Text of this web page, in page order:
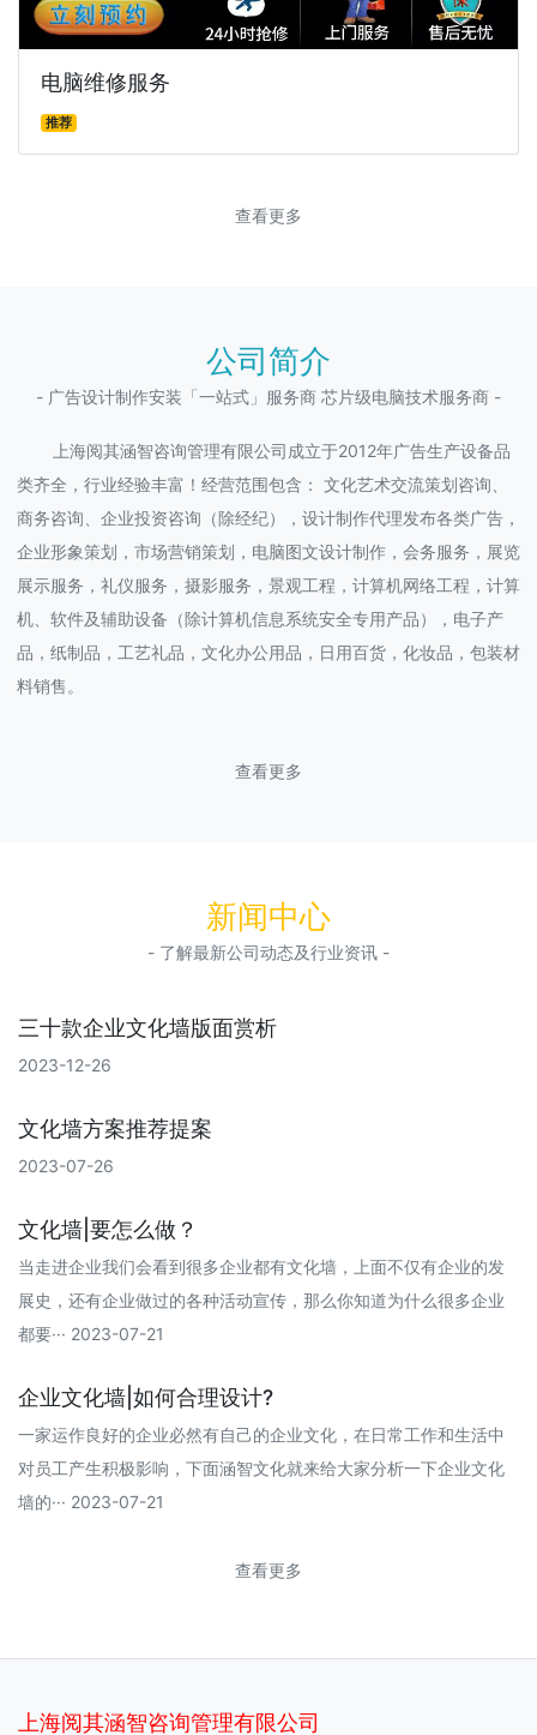
电脑维修服务
推荐
查看更多
公司简介
- 广告设计制作安装「一站式」服务商 芯片级电脑技术服务商 -
上海阅其涵智咨询管理有限公司成立于2012年广告生产设备品
类齐全，行业经验丰富！经营范围包含： 文化艺术交流策划咨询、
商务咨询、企业投资咨询（除经纪），设计制作代理发布各类广告，
企业形象策划，市场营销策划，电脑图文设计制作，会务服务，展览
展示服务，礼仪服务，摄影服务，景观工程，计算机网络工程，计算
机、软件及辅助设备（除计算机信息系统安全专用产品），电子产
品，纸制品，工艺礼品，文化办公用品，日用百货，化妆品，包装材
料销售。
查看更多
新闻中心
- 了解最新公司动态及行业资讯 -
三十款企业文化墙版面赏析
2023-12-26
文化墙方案推荐提案
2023-07-26
文化墙|要怎么做？
当走进企业我们会看到很多企业都有文化墙，上面不仅有企业的发
展史，还有企业做过的各种活动宣传，那么你知道为什么很多企业
都要··· 2023-07-21
企业文化墙|如何合理设计?
一家运作良好的企业必然有自己的企业文化，在日常工作和生活中
对员工产生积极影响，下面涵智文化就来给大家分析一下企业文化
墙的··· 2023-07-21
查看更多
上海阅其涵智咨询管理有限公司